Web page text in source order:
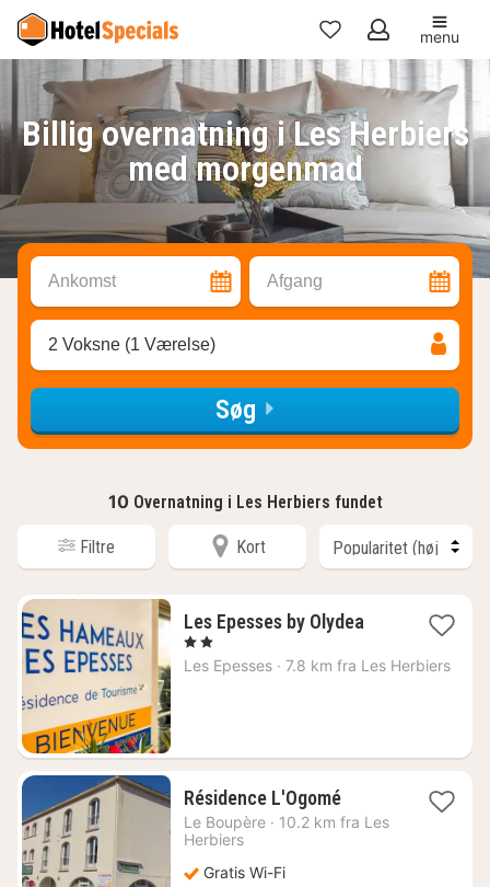
Mine
favoritter
menu
Billig overnatning i Les Herbiers
med morgenmad
Ankomst Afgang
2 Voksne (1 Værelse)
Søg
10 Overnatning i Les Herbiers fundet
Filtre Kort
Les Epesses by Olydea1
fra
, 2 Stjerner
Les Epesses · 7.8 km fra Les Herbiers
Résidence L'Ogomé1
nat
Le Boupère · 10.2 km fra Les
Herbiers
Gratis Wi-Fi